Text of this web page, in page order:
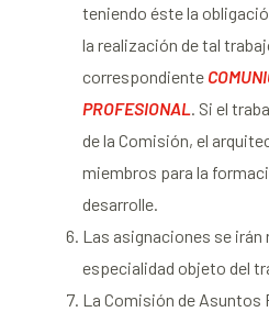
teniendo éste la
la realización de tal
correspondiente
PROFESIONAL. Si el
de la Comisión, el
miembros para la
desarrolle.
Las asignaciones se irán
especialidad objeto del
La Comisión de